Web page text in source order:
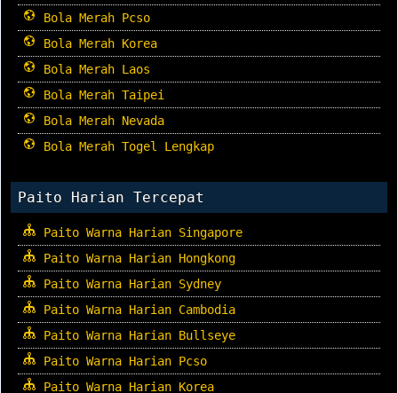
Bola Merah Pcso
Bola Merah Korea
Bola Merah Laos
Bola Merah Taipei
Bola Merah Nevada
Bola Merah Togel Lengkap
Paito Harian Tercepat
Paito Warna Harian Singapore
Paito Warna Harian Hongkong
Paito Warna Harian Sydney
Paito Warna Harian Cambodia
Paito Warna Harian Bullseye
Paito Warna Harian Pcso
Paito Warna Harian Korea